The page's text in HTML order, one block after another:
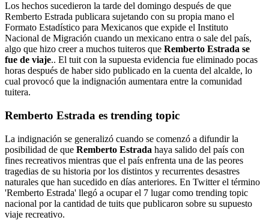
Los hechos sucedieron la tarde del domingo después de que
Remberto Estrada publicara sujetando con su propia mano el
Formato Estadístico para Mexicanos que expide el Instituto
Nacional de Migración cuando un mexicano entra o sale del país,
algo que hizo creer a muchos tuiteros que Remberto Estrada se
fue de viaje.. El tuit con la supuesta evidencia fue eliminado pocas
horas después de haber sido publicado en la cuenta del alcalde, lo
cual provocó que la indignación aumentara entre la comunidad
tuitera.
Remberto Estrada es trending topic
La indignación se generalizó cuando se comenzó a difundir la
posibilidad de que Remberto Estrada haya salido del país con
fines recreativos mientras que el país enfrenta una de las peores
tragedias de su historia por los distintos y recurrentes desastres
naturales que han sucedido en días anteriores. En Twitter el término
'Remberto Estrada' llegó a ocupar el 7 lugar como trending topic
nacional por la cantidad de tuits que publicaron sobre su supuesto
viaje recreativo.